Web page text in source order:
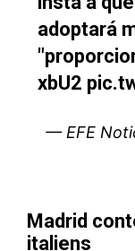
Insight
À propos
Nous contacter